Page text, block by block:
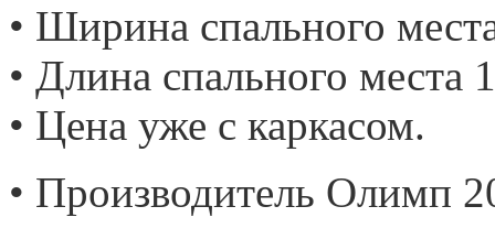
• Ширина спального
• Длина спального места
• Цена уже с каркасом.
• Производитель Олимп